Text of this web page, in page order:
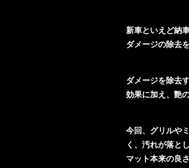
新車といえど納
ダメージの除去
ダメージを除去
効果に加え、艶
今回、グリルや
く、汚れが落と
マット本来の良